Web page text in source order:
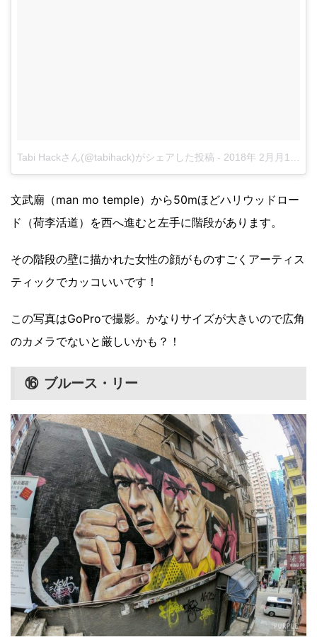
Tabi Hackさん(@tabihack)がシェアした投稿 - 2018年 2月月10日午前1時04分PST
文武廟（man mo temple）から50mほどハリウッドロー
ド（荷李活道）を西へ進むと左手に階段があります。
その階段の壁に描かれた女性の顔がものすごくアーティス
ティックでカッコいいです！
この写真はGoProで撮影。かなりサイズが大きいので広角
のカメラでないと厳しいかも？！
⑯ ブルース・リー